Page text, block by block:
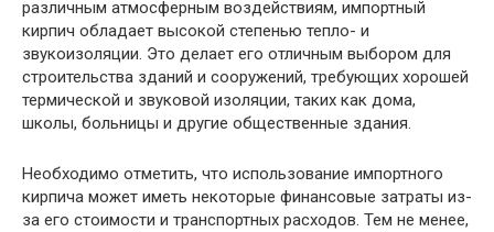
различным атмосферным воздействиям, импортный
кирпич обладает высокой степенью тепло- и
звукоизоляции. Это делает его отличным выбором для
строительства зданий и сооружений, требующих хорошей
термической и звуковой изоляции, таких как дома,
школы, больницы и другие общественные здания.
Необходимо отметить, что использование импортного
кирпича может иметь некоторые финансовые затраты из-
за его стоимости и транспортных расходов. Тем не менее,